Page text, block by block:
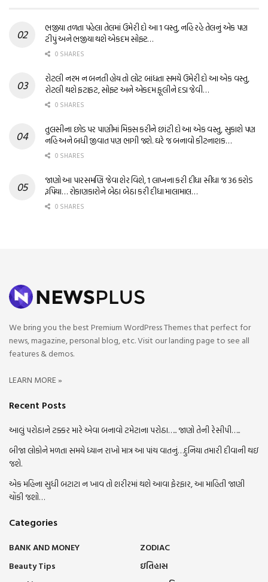
ભજીયા તળતા પહેલા તેલમાં ઉમેરી દો આ 1 વસ્તુ, નહિ રહે તેલનું એક પણ
ટીપું અને ભજીયા થશે એકદમ સોફ્ટ…
0 SHARES
રોટલી નરમ ન બનતી હોય તો લોટ બાંધતા સમયે ઉમેરી દો આ એક વસ્તુ,
રોટલી થશે ફટાફટ, સોફ્ટ અને એકદમ ફૂલીને દડા જેવી…
0 SHARES
તુલસીના છોડ પર પાણીમાં મિક્સ કરીને છાંટી દો આ એક વસ્તુ, સુકાશે પણ
નહિ અને બધી જીવાત પણ ભાગી જશે. ઘરે જ બનાવો કીટનાશક…
0 SHARES
જાણો આ પારસમણિ જેવા શેર વિશે, 1 લાખના કરી દીધા સીધા જ 36 કરોડ
રૂપિયા… રોકાણકારોને બેઠા બેઠા કરી દીધા માલામાલ…
0 SHARES
We bring you the best Premium WordPress Themes that perfect for
news, magazine, personal blog, etc. Visit our landing page to see all
features & demos.
LEARN MORE »
Recent Posts
આલું પરોઠાને ટક્કર મારે એવા બનાવો ટમેટાના પરોઠા….. જાણો તેની રેસીપી…..
બીજા લોકોને મળતા સમયે ધ્યાન રાખો માત્ર આ પાંચ વાતનું…દુનિયા તમારી દીવાની થઇ
જશે.
એક મહિના સુધી બટાટા ન ખાવ તો શરીરમાં થશે આવા ફેરફાર, આ માહિતી જાણી
ચોંકી જશો…
Categories
BANK AND MONEY
Beauty Tips
ZODIAC
ઇતિહાસ